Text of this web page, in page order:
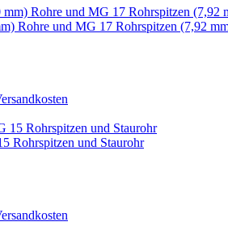
Rohre und MG 17 Rohrspitzen (7,92
Rohrspitzen und Staurohr